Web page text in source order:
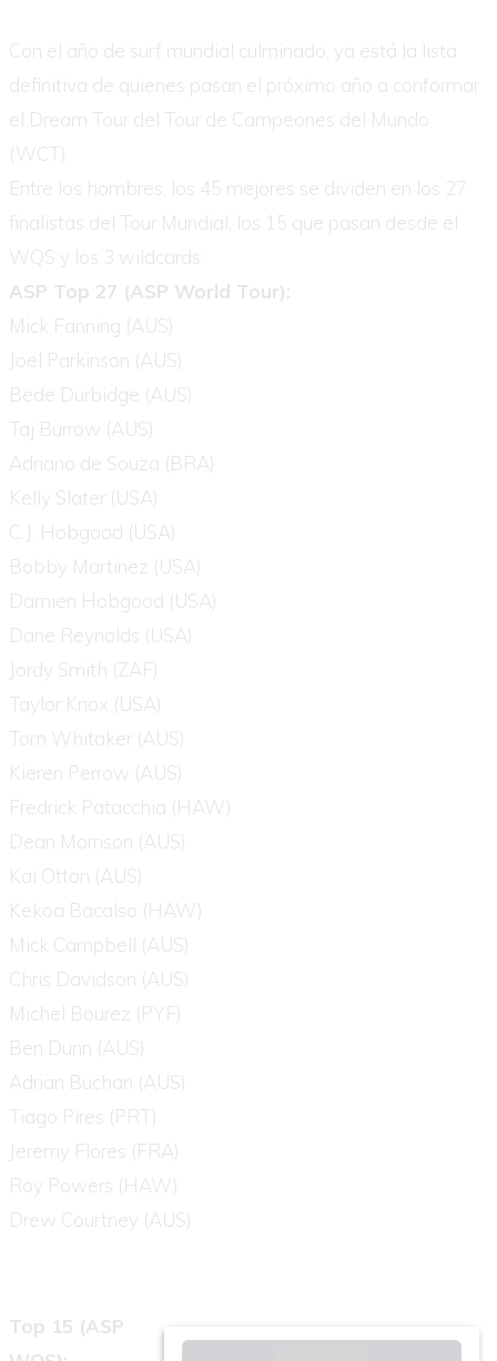
Con el año de surf mundial culminado, ya está la lista
definitiva de quienes pasan el próximo año a conformar
el Dream Tour del Tour de Campeones del Mundo
(WCT).
Entre los hombres, los 45 mejores se dividen en los 27
finalistas del Tour Mundial, los 15 que pasan desde el
WQS y los 3 wildcards:
ASP Top 27 (ASP World Tour):
Mick Fanning (AUS)
Joel Parkinson (AUS)
Bede Durbidge (AUS)
Taj Burrow (AUS)
Adriano de Souza (BRA)
Kelly Slater (USA)
C.J. Hobgood (USA)
Bobby Martinez (USA)
Damien Hobgood (USA)
Dane Reynolds (USA)
Jordy Smith (ZAF)
Taylor Knox (USA)
Tom Whitaker (AUS)
Kieren Perrow (AUS)
Fredrick Patacchia (HAW)
Dean Morrison (AUS)
Kai Otton (AUS)
Kekoa Bacalso (HAW)
Mick Campbell (AUS)
Chris Davidson (AUS)
Michel Bourez (PYF)
Ben Dunn (AUS)
Adrian Buchan (AUS)
Tiago Pires (PRT)
Jeremy Flores (FRA)
Roy Powers (HAW)
Drew Courtney (AUS)
Top 15 (ASP